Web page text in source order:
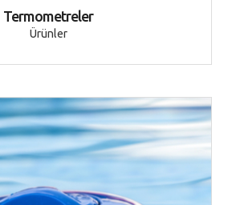
Termometreler
Ürünler